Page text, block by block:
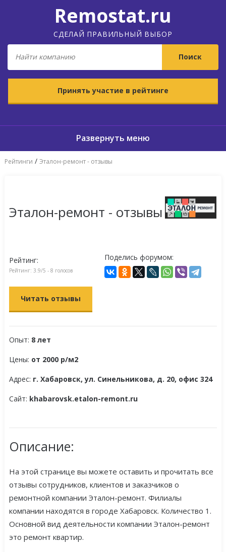
Remostat.ru
СДЕЛАЙ ПРАВИЛЬНЫЙ ВЫБОР
Принять участие в рейтинге
Рейтинги / Эталон-ремонт - отзывы
Эталон-ремонт - отзывы
Рейтинг:
Рейтинг: 3.9/5 - 8 голосов
Поделись форумом:
Читать отзывы
Опыт: 8 лет
Цены: от 2000 р/м2
Адрес: г. Хабаровск, ул. Синельникова, д. 20, офис 324
Сайт: khabarovsk.etalon-remont.ru
Описание:
На этой странице вы можете оставить и прочитать все
отзывы сотрудников, клиентов и заказчиков о
ремонтной компании Эталон-ремонт. Филиалы
компании находятся в городе Хабаровск. Количество 1.
Основной вид деятельности компании Эталон-ремонт
это ремонт квартир.